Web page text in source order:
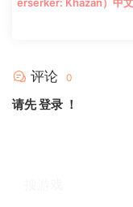
评论 0
请先登录 ！